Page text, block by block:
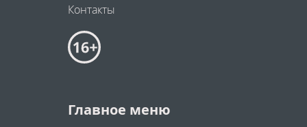
Контакты
Главное меню